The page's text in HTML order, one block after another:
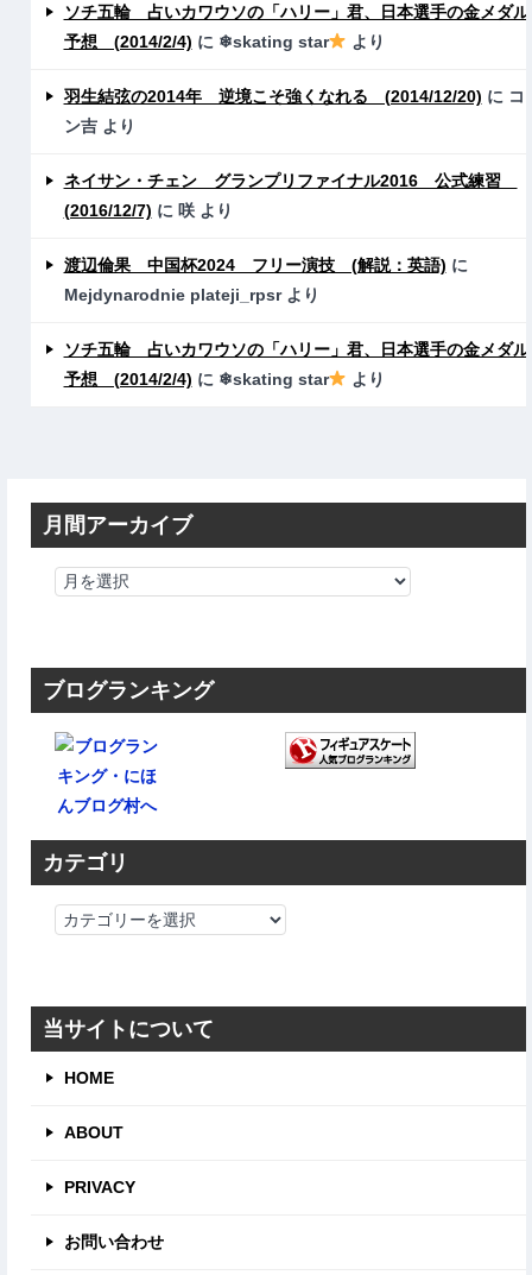
ソチ五輪 占いカワウソの「ハリー」君、日本選手の金メダル
予想 (2014/2/4) に ❄skating star より
羽生結弦の2014年 逆境こそ強くなれる (2014/12/20) に コ
ン吉より
ネイサン・チェン グランプリファイナル2016 公式練習
(2016/12/7) に 咲より
渡辺倫果 中国杯2024 フリー演技 (解説：英語) に
Mejdynarodnie plateji_rpsrより
ソチ五輪 占いカワウソの「ハリー」君、日本選手の金メダル
予想 (2014/2/4) に ❄skating star より
月間アーカイブ
ブログランキング
カテゴリ
カ
リ
当サイトについて
HOME
ABOUT
PRIVACY
お問い合わせ